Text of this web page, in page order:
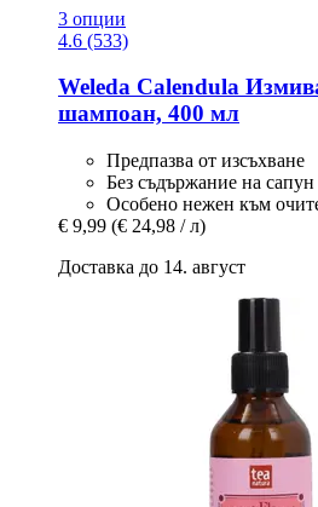
3 опции
4.6 (533)
Weleda Calendula
шампоан, 400 мл
Предпазва от изсъхване
Без съдържание на сапун
Особено нежен към
€ 9,99 (€ 24,98 / л)
Доставка до 14. август